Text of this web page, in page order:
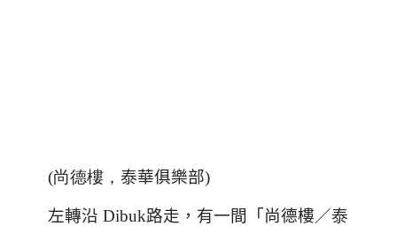
(尚德樓， 泰華俱樂部)
左轉沿 Dibuk路走，有一間「尚德樓／泰